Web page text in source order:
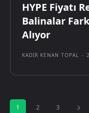
HYPE Fiyatı
Balinalar
Alıyor
KADIR KENAN TOPAL -
1 2 3